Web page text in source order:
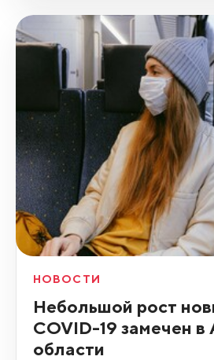
НОВОСТИ
Небольшой рост
COVID-19 замечен в
области